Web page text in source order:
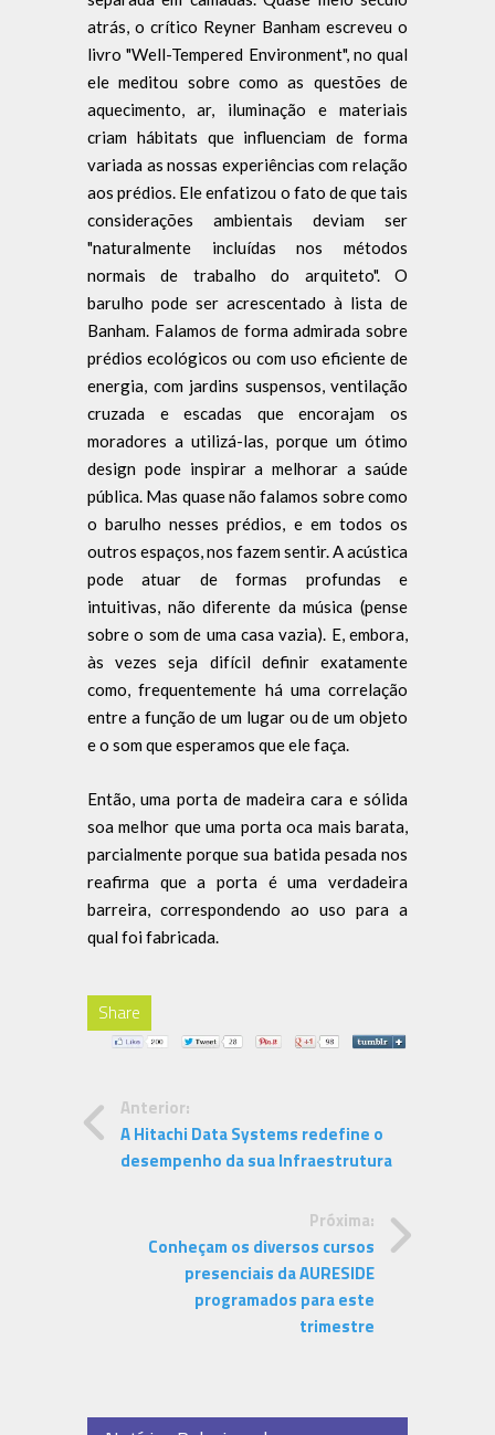
atrás, o crítico Reyner Banham escreveu o
livro "Well-Tempered Environment", no qual
ele meditou sobre como as questões de
aquecimento, ar, iluminação e materiais
criam hábitats que influenciam de forma
variada as nossas experiências com relação
aos prédios. Ele enfatizou o fato de que tais
considerações ambientais deviam ser
"naturalmente incluídas nos métodos
normais de trabalho do arquiteto". O
barulho pode ser acrescentado à lista de
Banham. Falamos de forma admirada sobre
prédios ecológicos ou com uso eficiente de
energia, com jardins suspensos, ventilação
cruzada e escadas que encorajam os
moradores a utilizá-las, porque um ótimo
design pode inspirar a melhorar a saúde
pública. Mas quase não falamos sobre como
o barulho nesses prédios, e em todos os
outros espaços, nos fazem sentir. A acústica
pode atuar de formas profundas e
intuitivas, não diferente da música (pense
sobre o som de uma casa vazia). E, embora,
às vezes seja difícil definir exatamente
como, frequentemente há uma correlação
entre a função de um lugar ou de um objeto
e o som que esperamos que ele faça.
Então, uma porta de madeira cara e sólida
soa melhor que uma porta oca mais barata,
parcialmente porque sua batida pesada nos
reafirma que a porta é uma verdadeira
barreira, correspondendo ao uso para a
qual foi fabricada.
Share
Anterior:
A Hitachi Data Systems redefine o
desempenho da sua Infraestrutura
Próxima:
Conheçam os diversos cursos
presenciais da AURESIDE
programados para este
trimestre